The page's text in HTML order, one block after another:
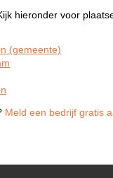
hieronder voor
(gemeente)
Meld een bedrijf gratis